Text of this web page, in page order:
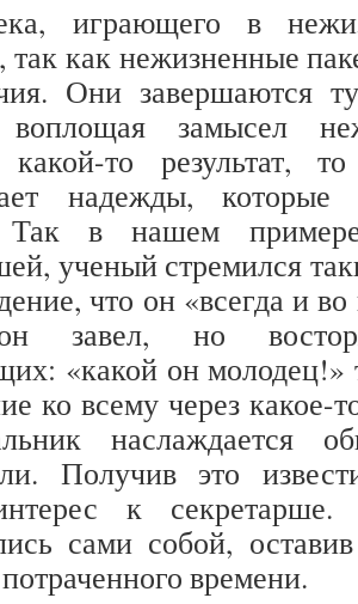
играющего в
, так как нежизненные
Они завершаются
воплощая замысел
какой-то результат,
надежды, которые
Так в нашем
ученый стремился
что он «всегда и
завел, но
«какой он молодец!»
ко всему через какое-
наслаждается
Получив это
к
сами собой,
времени.